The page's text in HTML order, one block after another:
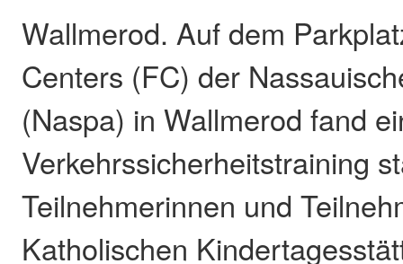
Wallmerod. Auf dem
Centers (FC) der
(Naspa) in Wallmerod fand
Verkehrssicherheitstraining
Teilnehmerinnen und
Katholischen